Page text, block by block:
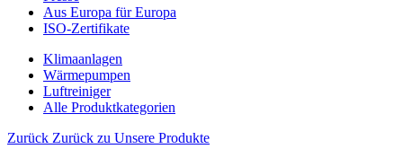
Aus Europa für Europa
ISO-Zertifikate
Klimaanlagen
Wärmepumpen
Luftreiniger
Alle Produktkategorien
Zurück Zurück zu Unsere Produkte